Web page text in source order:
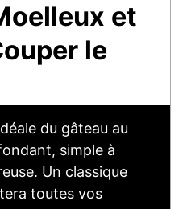
et
le
du gâteau au
simple à
Un classique
toutes vos